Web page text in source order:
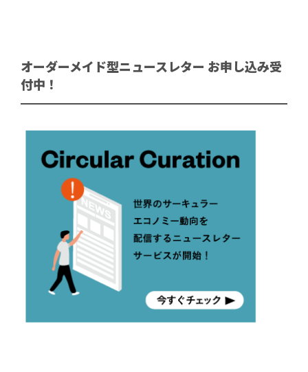
オーダーメイド型ニュースレター お申し込み受
付中！